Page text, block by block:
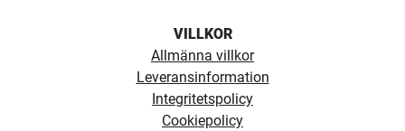
VILLKOR
Allmänna villkor
Leveransinformation
Integritetspolicy
Cookiepolicy